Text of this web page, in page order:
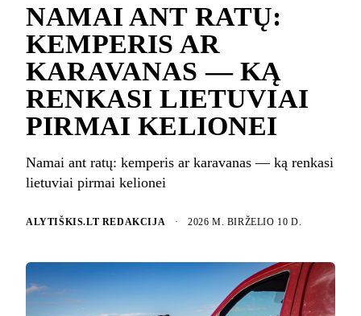
NAMAI ANT RATŲ:
KEMPERIS AR
KARAVANAS — KĄ
RENKASI LIETUVIAI
PIRMAI KELIONEI
Namai ant ratų: kemperis ar karavanas — ką renkasi
lietuviai pirmai kelionei
ALYTIŠKIS.LT REDAKCIJA · 2026 M. BIRŽELIO 10 D.